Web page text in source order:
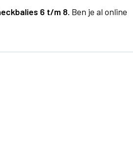
6 t/m 8. Ben je al online